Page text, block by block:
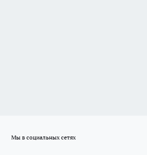
Мы в социальных сетях